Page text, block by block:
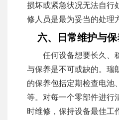
损坏或紧急状况无法自行
修人员是最为妥当的处理
六、日常维护与
任何设备想要长久、
与保养是不可或缺的。瑞
的保养包括定期检查电池
等。对每一个零部件进行
时维修，保持设备最佳工